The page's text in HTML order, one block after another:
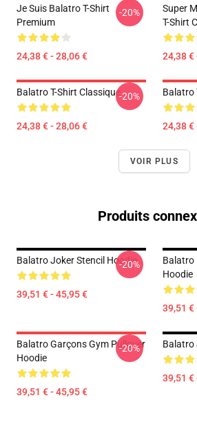
Je Suis Balatro T-Shirt
Premium
24,38 € - 28,06 €
-20%
Super
T-Shirt
24,38 €
Balatro T-Shirt Classique
24,38 € - 28,06 €
-20% Balatro
24,38 €
VOIR PLUS
Produits
Balatro Joker Stencil Hoodie
39,51 € - 45,95 €
-20%
Balatro
Hoodie
39,51 €
Balatro Garçons Gym Pullover
Hoodie
39,51 € - 45,95 €
-20% Balatro
39,51 €